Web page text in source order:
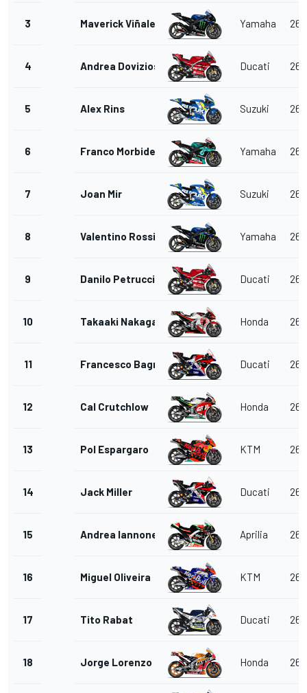
3 Maverick Viñales Yamaha 26
4 Andrea Dovizioso Ducati 26
5 Alex Rins Suzuki 26
6 Franco Morbidelli Yamaha 26
7 Joan Mir Suzuki 26
8 Valentino Rossi Yamaha 26
9 Danilo Petrucci Ducati 26
10 Takaaki Nakagami Honda 26
11 Francesco Bagnaia Ducati 26
12 Cal Crutchlow Honda 26
13 Pol Espargaro KTM 26
14 Jack Miller Ducati 26
15 Andrea Iannone Aprilia 26
16 Miguel Oliveira KTM 26
17 Tito Rabat Ducati 26
18 Jorge Lorenzo Honda 26